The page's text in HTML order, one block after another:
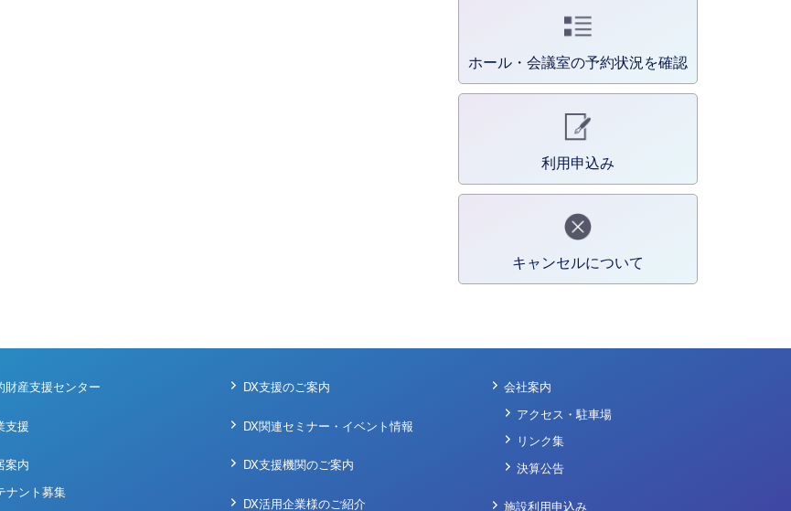
ホール・会議室の予約状況を確認
利用申込み
キャンセルについて
財産支援センター
支援
案内
ナント募集
DX支援のご案内
DX関連セミナー・イベント情報
DX支援機関のご案内
DX活用企業様のご紹介
会社案内
アクセス・駐車場
リンク集
決算公告
施設利用申込み